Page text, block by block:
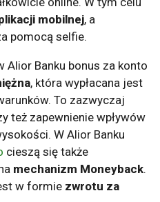
mobilnej, a
pomocą selfie.
Alior Banku bonus za konto
, która wypłacana jest
To zazwyczaj
też zapewnienie wpływów
W Alior Banku
cieszą się także
mechanizm Moneyback.
w formie zwrotu za